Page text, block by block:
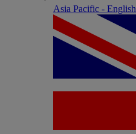
Asia Pacific - English